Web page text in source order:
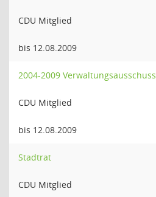
CDU Mitglied
bis 12.08.2009
2004-2009 Verwaltungsausschuss
CDU Mitglied
bis 12.08.2009
Stadtrat
CDU Mitglied